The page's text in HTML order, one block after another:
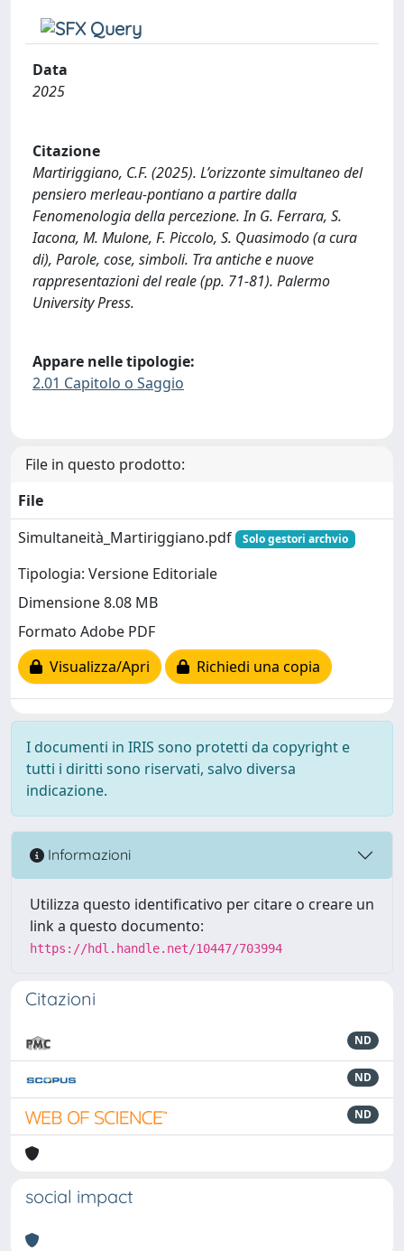
Data
2025
Citazione
Martiriggiano, C.F. (2025). L’orizzonte simultaneo del
pensiero merleau-pontiano a partire dalla
Fenomenologia della percezione. In G. Ferrara, S.
Iacona, M. Mulone, F. Piccolo, S. Quasimodo (a cura
di), Parole, cose, simboli. Tra antiche e nuove
rappresentazioni del reale (pp. 71-81). Palermo
University Press.
Appare nelle tipologie:
2.01 Capitolo o Saggio
File in questo prodotto:
File
Simultaneità_Martiriggiano.pdf
Solo gestori archvio
Tipologia: Versione Editoriale
Dimensione 8.08 MB
Formato Adobe PDF
Visualizza/Apri
Richiedi una copia
I documenti in IRIS sono protetti da copyright e
tutti i diritti sono riservati, salvo diversa
indicazione.
Informazioni
Utilizza questo identificativo per citare o creare un
link a questo documento:
https://hdl.handle.net/10447/703994
Citazioni
ND
ND
ND
social impact